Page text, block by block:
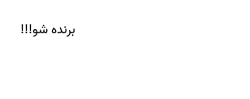
برنده شو!!!